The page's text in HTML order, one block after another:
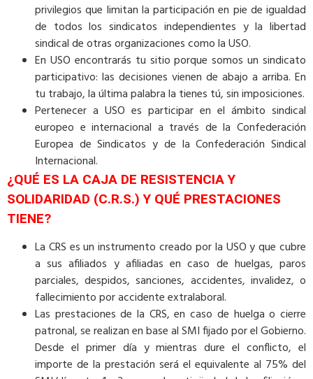
privilegios que limitan la participación en pie de igualdad
de todos los sindicatos independientes y la libertad
sindical de otras organizaciones como la USO.
En USO encontrarás tu sitio porque somos un sindicato
participativo: las decisiones vienen de abajo a arriba. En
tu trabajo, la última palabra la tienes tú, sin imposiciones.
Pertenecer a USO es participar en el ámbito sindical
europeo e internacional a través de la Confederación
Europea de Sindicatos y de la Confederación Sindical
Internacional.
¿QUÉ ES LA CAJA DE RESISTENCIA Y
SOLIDARIDAD (C.R.S.) Y QUÉ PRESTACIONES
TIENE?
La CRS es un instrumento creado por la USO y que cubre
a sus afiliados y afiliadas en caso de huelgas, paros
parciales, despidos, sanciones, accidentes, invalidez, o
fallecimiento por accidente extralaboral.
Las prestaciones de la CRS, en caso de huelga o cierre
patronal, se realizan en base al SMI fijado por el Gobierno.
Desde el primer día y mientras dure el conflicto, el
importe de la prestación será el equivalente al 75% del